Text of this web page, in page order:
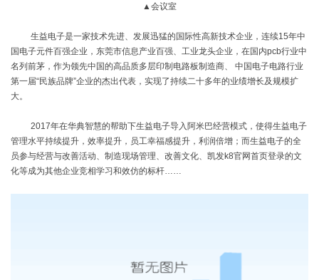
▲会议室
生益电子是一家技术先进、发展迅猛的国际性高新技术企业，连续15年中
国电子元件百强企业，东莞市信息产业百强、工业龙头企业，在国内pcb行业中
名列前茅，作为领先中国的高品质多层印制电路板制造商、 中国电子电路行业
第一届“民族品牌”企业的杰出代表，实现了持续二十多年的业绩增长及规模扩
大。
2017年在华典智慧的帮助下生益电子导入阿米巴经营模式，使得生益电子
管理水平持续提升，效率提升，员工幸福感提升，利润倍增；而生益电子的全
员参与经营与改善活动、制造现场管理、改善文化、凯发k8官网首页登录的文
化等成为其他企业竞相学习和效仿的标杆……